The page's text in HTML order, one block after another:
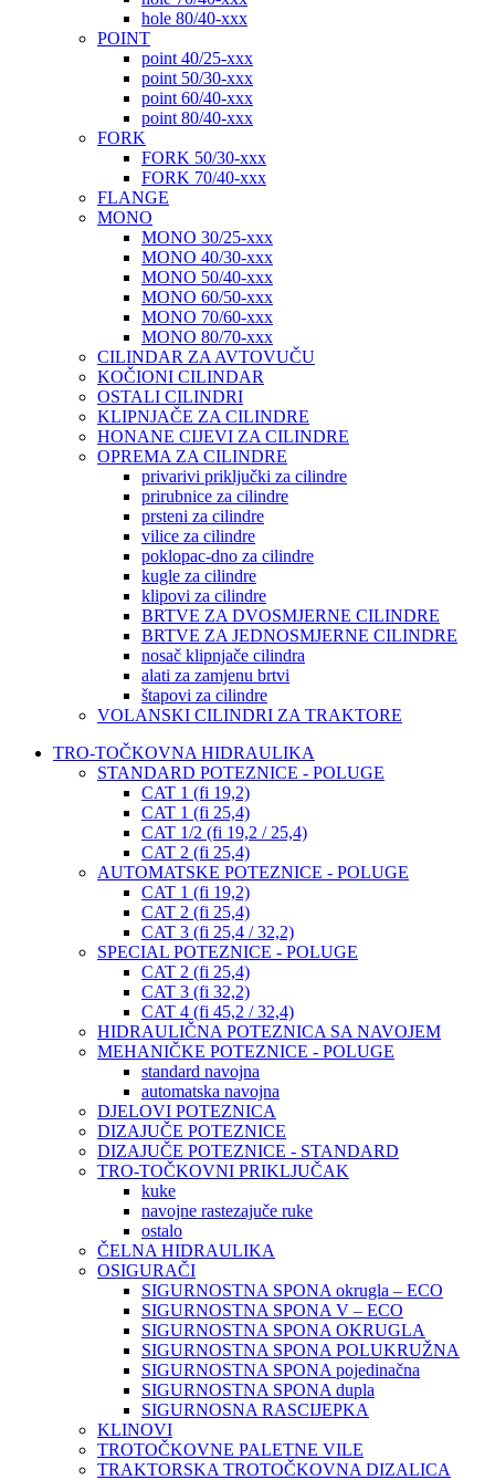
hole 80/40-xxx
POINT
point 40/25-xxx
point 50/30-xxx
point 60/40-xxx
point 80/40-xxx
FORK
FORK 50/30-xxx
FORK 70/40-xxx
FLANGE
MONO
MONO 30/25-xxx
MONO 40/30-xxx
MONO 50/40-xxx
MONO 60/50-xxx
MONO 70/60-xxx
MONO 80/70-xxx
CILINDAR ZA AVTOVUČU
KOČIONI CILINDAR
OSTALI CILINDRI
KLIPNJAČE ZA CILINDRE
HONANE CIJEVI ZA CILINDRE
OPREMA ZA CILINDRE
privarivi priključki za cilindre
prirubnice za cilindre
prsteni za cilindre
vilice za cilindre
poklopac-dno za cilindre
kugle za cilindre
klipovi za cilindre
BRTVE ZA DVOSMJERNE CILINDRE
BRTVE ZA JEDNOSMJERNE CILINDRE
nosač klipnjače cilindra
alati za zamjenu brtvi
štapovi za cilindre
VOLANSKI CILINDRI ZA TRAKTORE
TRO-TOČKOVNA HIDRAULIKA
STANDARD POTEZNICE - POLUGE
CAT 1 (fi 19,2)
CAT 1 (fi 25,4)
CAT 1/2 (fi 19,2 / 25,4)
CAT 2 (fi 25,4)
AUTOMATSKE POTEZNICE - POLUGE
CAT 1 (fi 19,2)
CAT 2 (fi 25,4)
CAT 3 (fi 25,4 / 32,2)
SPECIAL POTEZNICE - POLUGE
CAT 2 (fi 25,4)
CAT 3 (fi 32,2)
CAT 4 (fi 45,2 / 32,4)
HIDRAULIČNA POTEZNICA SA NAVOJEM
MEHANIČKE POTEZNICE - POLUGE
standard navojna
automatska navojna
DJELOVI POTEZNICA
DIZAJUČE POTEZNICE
DIZAJUČE POTEZNICE - STANDARD
TRO-TOČKOVNI PRIKLJUČAK
kuke
navojne rastezajuče ruke
ostalo
ČELNA HIDRAULIKA
OSIGURAČI
SIGURNOSTNA SPONA okrugla – ECO
SIGURNOSTNA SPONA V – ECO
SIGURNOSTNA SPONA OKRUGLA
SIGURNOSTNA SPONA POLUKRUŽNA
SIGURNOSTNA SPONA pojedinačna
SIGURNOSTNA SPONA dupla
SIGURNOSNA RASCIJEPKA
KLINOVI
TROTOČKOVNE PALETNE VILE
TRAKTORSKA TROTOČKOVNA DIZALICA